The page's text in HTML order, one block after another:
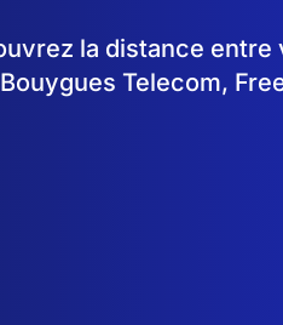
la distance entre
Telecom,